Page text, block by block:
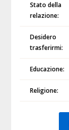
Stato della
relazione:
Desidero
trasferirmi:
Educazione:
Religione: